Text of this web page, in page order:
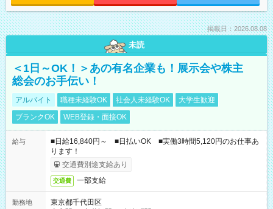
掲載日：2026.08.08
未読
＜1日～OK！＞あの有名企業も！展示会や株主
総会のお手伝い！
アルバイト 職種未経験OK 社会人未経験OK
大学生歓迎
ブランクOK
WEB登録・面接OK
給与
■日給16,840円～ ■日払いOK ■実働3時間5,120円のお仕事あ
ります！
交通費別途支給あり
交通費 一部支給
勤務地
東京都千代田区